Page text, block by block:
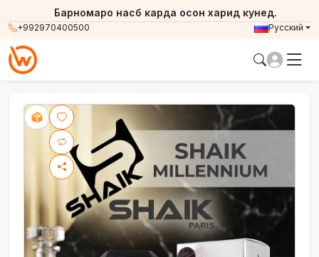
+992970400500
Барномаро насб карда осон харид кунед.
Русский